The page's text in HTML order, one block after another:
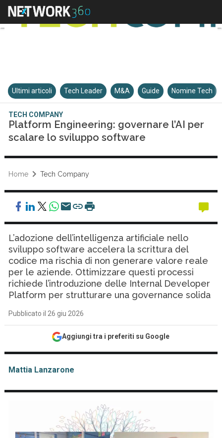
Ultimi articoli Tech Leader M&A Guide Nomine Tech
TECH COMPANY
Platform Engineering: governare l’AI per
scalare lo sviluppo software
Home Tech Company
L’adozione dell’intelligenza artificiale nello
sviluppo software accelera la scrittura del
codice ma rischia di non generare valore reale
per le aziende. Ottimizzare questi processi
richiede l’introduzione delle Internal Developer
Platform per strutturare una governance solida
Pubblicato il 26 giu 2026
Aggiungi tra i preferiti su Google
Mattia Lanzarone